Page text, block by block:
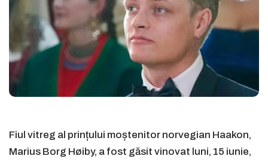
Fiul vitreg al prințului moștenitor norvegian Haakon,
Marius Borg Høiby, a fost găsit vinovat luni, 15 iunie,